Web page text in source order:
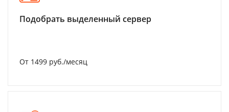
Подобрать выделенный сервер
От 1499 руб./месяц